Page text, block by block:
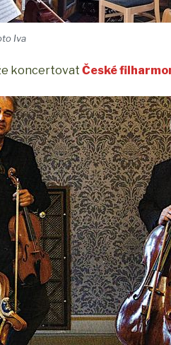
Iva
koncertovat České